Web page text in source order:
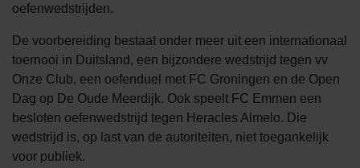
oefenwedstrijden.
De voorbereiding bestaat onder meer uit een internationaal
toernooi in Duitsland, een bijzondere wedstrijd tegen vv
Onze Club, een oefenduel met FC Groningen en de Open
Dag op De Oude Meerdijk. Ook speelt FC Emmen een
besloten oefenwedstrijd tegen Heracles Almelo. Die
wedstrijd is, op last van de autoriteiten, niet toegankelijk
voor publiek.